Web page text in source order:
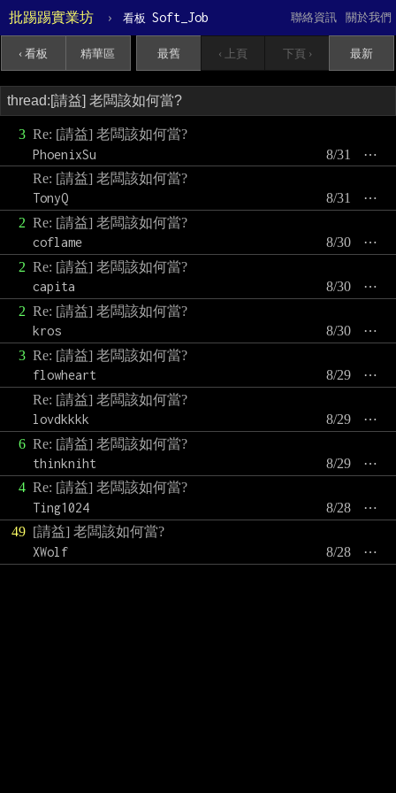
批踢踢實業坊 › 看板 Soft_Job 關於我們
聯絡資訊
‹ 看板 精華區 最舊 ‹ 上頁 下頁 › 最新
3 Re: [請益] 老闆該如何當?
PhoenixSu
⋯
8/31
Re: [請益] 老闆該如何當?
TonyQ
⋯
8/31
2 Re: [請益] 老闆該如何當?
coflame
⋯
8/30
2 Re: [請益] 老闆該如何當?
capita
⋯
8/30
2 Re: [請益] 老闆該如何當?
kros
⋯
8/30
3 Re: [請益] 老闆該如何當?
flowheart
⋯
8/29
Re: [請益] 老闆該如何當?
lovdkkkk
⋯
8/29
6 Re: [請益] 老闆該如何當?
thinkniht
⋯
8/29
4 Re: [請益] 老闆該如何當?
Ting1024
⋯
8/28
49 [請益] 老闆該如何當?
XWolf
⋯
8/28